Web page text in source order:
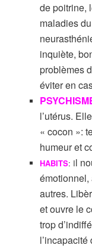
de poitrine,
maladies
inquiète,
problèmes
éviter en
l’utérus.
« cocon »:
humeur et
HABITS: Il
émotionnel,
autres.
et ouvre le
trop
l’incapacité